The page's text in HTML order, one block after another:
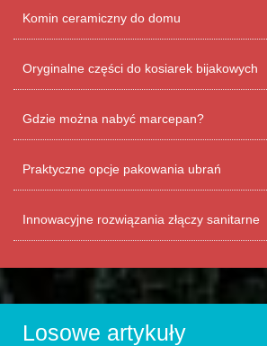
Komin ceramiczny do domu
Oryginalne części do kosiarek bijakowych
Gdzie można nabyć marcepan?
Praktyczne opcje pakowania ubrań
Innowacyjne rozwiązania złączy sanitarne
Losowe artykuły